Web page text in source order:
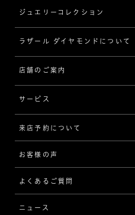
婚約指輪（エンゲージリング）
[素材から選ぶ]
プラチナ
イエローゴールド
コンビネーション
[フォルムから選ぶ]
ストレート
ウェーブ
ジュエリーコレクション
ジュエリーコレクショントップ
ジュエリー一覧
リング
ネックレス/ペンダント
ピアス/イヤリング
ブレスレット
ラザール ダイヤモンドについて
ラザール ダイヤモンドについて
品質
歴史
企業の取り組み
店舗のご案内
サービス
サービスについて
アフターサービス
MESSAGE IN DIAMOND
品質保証
来店予約について
お客様の声
よくあるご質問
ニュース